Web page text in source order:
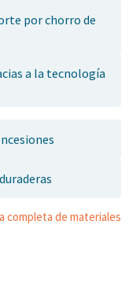
por chorro de
a la tecnología
completa de materiales